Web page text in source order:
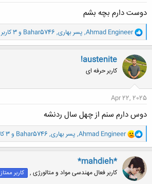
دوست دارم بچه بشم
و
ا
ک
ن
ش
ه
ا
Ahmad Engineer
, پسر بهاری,
Bahar5746 و 3 کاربر دیگر
!austenite
کاربر حرفه ای
Apr 22, 2025
دوس دارم سنم از چهل سال ردنشه
و
ا
ک
ش
ه
Ahmad Engineer
, پسر بهاری,
Bahar5746 و 3 کاربر دیگر
*mahdieh*
کاربر فعال مهندسی مواد و متالورژی , کاربر ممتاز